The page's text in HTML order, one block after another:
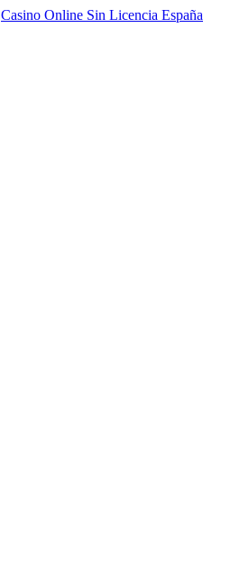
Casino Online Sin Licencia España